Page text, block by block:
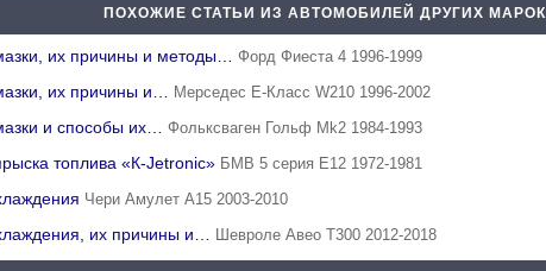
ПОХОЖИЕ СТАТЬИ ИЗ АВТОМОБИЛЕЙ ДРУГИХ МАРОК
их причины и методы…Форд Фиеста 4 1996-1999
их причины и… Мерседес E-Класс W210 1996-2002
и способы их…Фольксваген Гольф Mk2 1984-1993
топлива «К-Jetronic» БМВ 5 серия Е12 1972-1981
Чери Амулет А15 2003-2010
их причины и… Шевроле Авео Т300 2012-2018